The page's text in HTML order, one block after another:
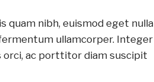
quam nibh, euismod eget nulla
ullamcorper. Integer
orci, ac porttitor diam suscipit